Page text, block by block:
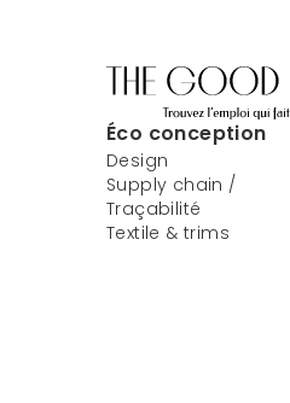
Éco conception
Design
Supply chain /
Traçabilité
Textile & trims